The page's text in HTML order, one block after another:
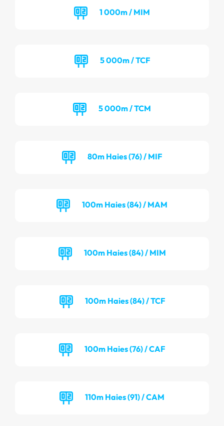
1 000m / MIM
5 000m / TCF
5 000m / TCM
80m Haies (76) / MIF
100m Haies (84) / MAM
100m Haies (84) / MIM
100m Haies (84) / TCF
100m Haies (76) / CAF
110m Haies (91) / CAM